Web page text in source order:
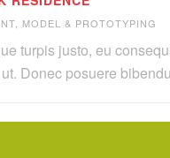
MODEL & PROTOTYPING
turpis justo, eu
Donec posuere